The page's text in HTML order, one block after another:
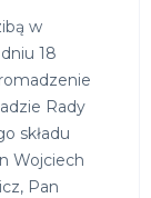
w
18
Rady
składu
Wojciech
Pan